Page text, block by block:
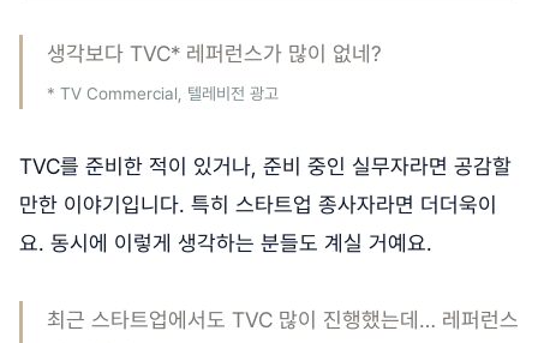
생각보다 TVC* 레퍼런스가 많이 없네?
* TV Commercial, 텔레비전 광고
TVC를 준비한 적이 있거나, 준비 중인 실무자라면 공감할
만한 이야기입니다. 특히 스타트업 종사자라면 더더욱이
요. 동시에 이렇게 생각하는 분들도 계실 거예요.
최근 스타트업에서도 TVC 많이 진행했는데… 레퍼런스